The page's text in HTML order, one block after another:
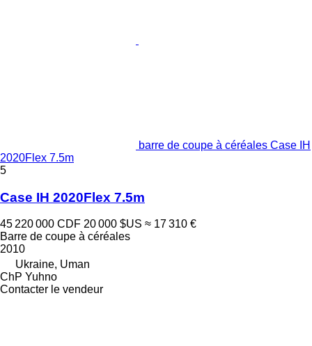
barre de coupe à céréales Case IH
2020Flex 7.5m
5
Case IH 2020Flex 7.5m
45 220 000 CDF 20 000 $US ≈ 17 310 €
Barre de coupe à céréales
2010
Ukraine, Uman
ChP Yuhno
Contacter le vendeur